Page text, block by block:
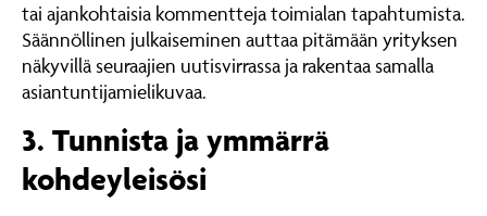
tai ajankohtaisia kommentteja toimialan tapahtumista.
Säännöllinen julkaiseminen auttaa pitämään yrityksen
näkyvillä seuraajien uutisvirrassa ja rakentaa samalla
asiantuntijamielikuvaa.
3. Tunnista ja ymmärrä
kohdeyleisösi